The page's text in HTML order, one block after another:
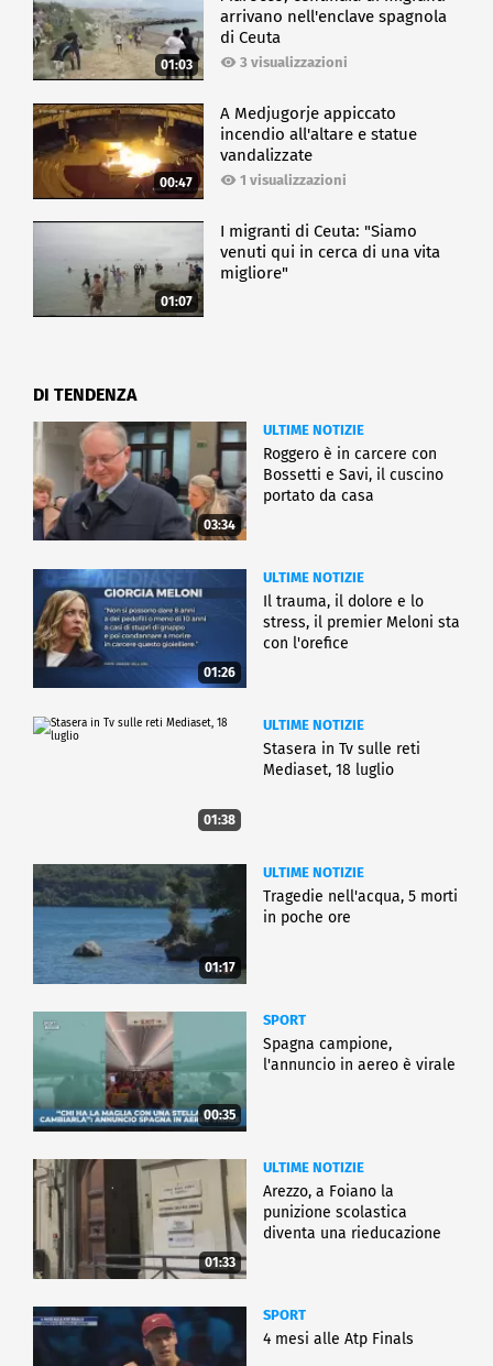
01:03
arrivano nell'enclave spagnola
di Ceuta
3 visualizzazioni
00:47
A Medjugorje appiccato
incendio all'altare e statue
vandalizzate
1 visualizzazioni
01:07
I migranti di Ceuta: "Siamo
venuti qui in cerca di una vita
migliore"
DI TENDENZA
03:34
ULTIME NOTIZIE
Roggero è in carcere con
Bossetti e Savi, il cuscino
portato da casa
01:26
ULTIME NOTIZIE
Il trauma, il dolore e lo
stress, il premier Meloni sta
con l'orefice
01:38
ULTIME NOTIZIE
Stasera in Tv sulle reti
Mediaset, 18 luglio
01:17
ULTIME NOTIZIE
Tragedie nell'acqua, 5 morti
in poche ore
00:35
SPORT
Spagna campione,
l'annuncio in aereo è virale
01:33
ULTIME NOTIZIE
Arezzo, a Foiano la
punizione scolastica
diventa una rieducazione
SPORT
4 mesi alle Atp Finals